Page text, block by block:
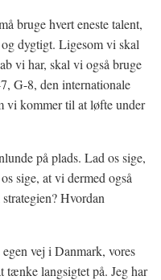
bruge hvert eneste talent,
dygtigt. Ligesom vi skal
vi har, skal vi også bruge
G-8, den internationale
vi kommer til at løfte under
på plads. Lad os sige,
sige, at vi dermed også
Hvordan
vej i Danmark, vores
tænke langsigtet på. Jeg har